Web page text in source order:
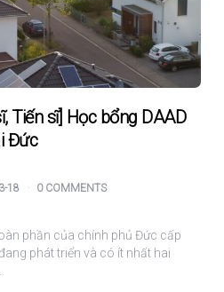
Tiến sĩ] Học bổng DAAD
Đức
18 0 COMMENTS
phần của chính phủ Đức cấp
phát triển và có ít nhất hai